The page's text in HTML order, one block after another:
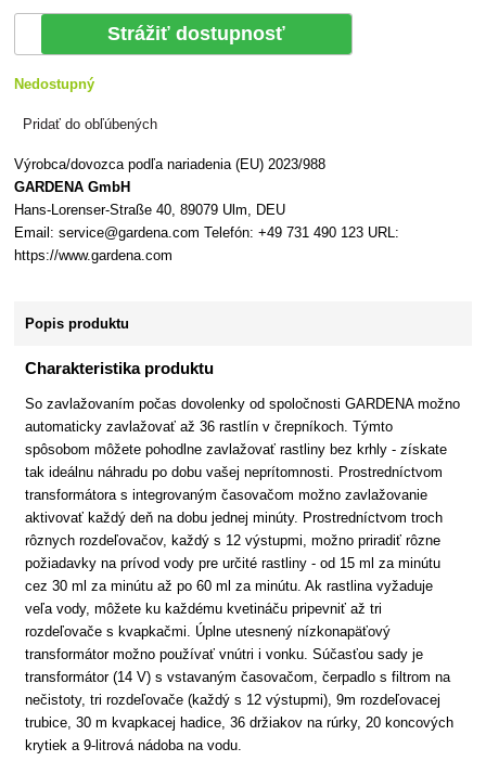
Strážiť dostupnosť
Nedostupný
Pridať do obľúbených
Výrobca/dovozca podľa nariadenia (EU) 2023/988
GARDENA GmbH
Hans-Lorenser-Straße 40, 89079 Ulm, DEU
Email: service@gardena.com Telefón: +49 731 490 123 URL:
https://www.gardena.com
Popis produktu
Charakteristika produktu
So zavlažovaním počas dovolenky od spoločnosti GARDENA možno
automaticky zavlažovať až 36 rastlín v črepníkoch. Týmto
spôsobom môžete pohodlne zavlažovať rastliny bez krhly - získate
tak ideálnu náhradu po dobu vašej neprítomnosti. Prostredníctvom
transformátora s integrovaným časovačom možno zavlažovanie
aktivovať každý deň na dobu jednej minúty. Prostredníctvom troch
rôznych rozdeľovačov, každý s 12 výstupmi, možno priradiť rôzne
požiadavky na prívod vody pre určité rastliny - od 15 ml za minútu
cez 30 ml za minútu až po 60 ml za minútu. Ak rastlina vyžaduje
veľa vody, môžete ku každému kvetináču pripevniť až tri
rozdeľovače s kvapkačmi. Úplne utesnený nízkonapäťový
transformátor možno používať vnútri i vonku. Súčasťou sady je
transformátor (14 V) s vstavaným časovačom, čerpadlo s filtrom na
nečistoty, tri rozdeľovače (každý s 12 výstupmi), 9m rozdeľovacej
trubice, 30 m kvapkacej hadice, 36 držiakov na rúrky, 20 koncových
krytiek a 9-litrová nádoba na vodu.